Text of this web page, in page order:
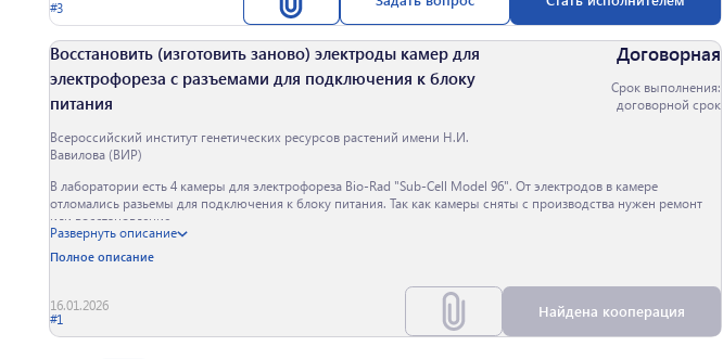
#3
Восстановить (изготовить заново) электроды камер для
электрофореза с разъемами для подключения к блоку
питания
Всероссийский институт генетических ресурсов растений имени Н.И.
Вавилова (ВИР)
Договорная
Срок выполнения:
договорной срок
В лаборатории есть 4 камеры для электрофореза Bio-Rad "Sub-Cell Model 96". От электродов в камере
отломались разьемы для подключения к блоку питания. Так как камеры сняты с производства нужен ремонт
или восстановление.
Развернуть описание
Полное описание
16.01.2026
#1
Найдена кооперация